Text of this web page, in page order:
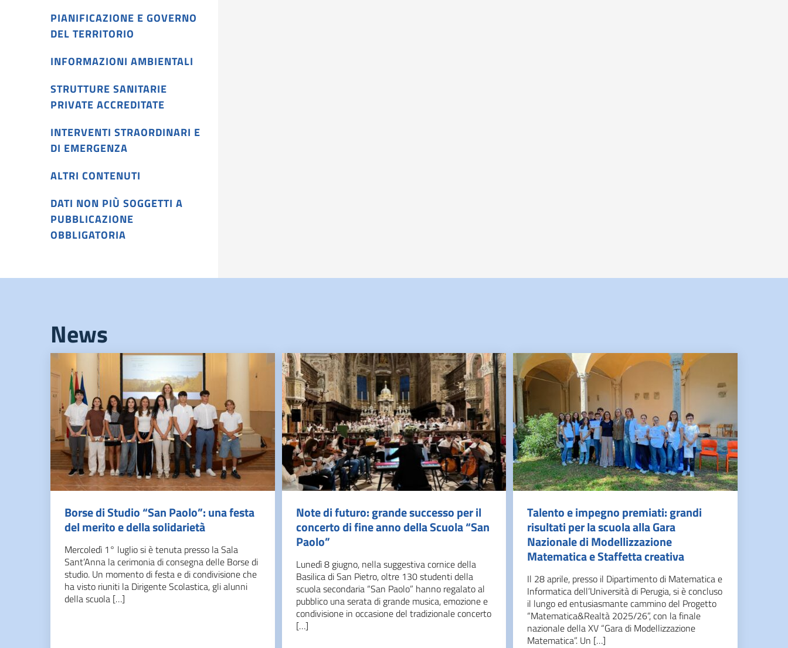
PIANIFICAZIONE E GOVERNO
DEL TERRITORIO
INFORMAZIONI AMBIENTALI
STRUTTURE SANITARIE
PRIVATE ACCREDITATE
INTERVENTI STRAORDINARI E
DI EMERGENZA
ALTRI CONTENUTI
DATI NON PIÙ SOGGETTI A
PUBBLICAZIONE
OBBLIGATORIA
News
Borse di Studio “San Paolo”: una festa
del merito e della solidarietà
Mercoledì 1° luglio si è tenuta presso la Sala
Sant’Anna la cerimonia di consegna delle Borse di
studio. Un momento di festa e di condivisione che
ha visto riuniti la Dirigente Scolastica, gli alunni
della scuola […]
Note di futuro: grande successo per il
concerto di fine anno della Scuola “San
Paolo”
Lunedì 8 giugno, nella suggestiva cornice della
Basilica di San Pietro, oltre 130 studenti della
scuola secondaria “San Paolo” hanno regalato al
pubblico una serata di grande musica, emozione e
condivisione in occasione del tradizionale concerto
[…]
Talento e impegno premiati: grandi
risultati per la scuola alla Gara
Nazionale di Modellizzazione
Matematica e Staffetta creativa
Il 28 aprile, presso il Dipartimento di Matematica e
Informatica dell’Università di Perugia, si è concluso
il lungo ed entusiasmante cammino del Progetto
“Matematica&Realtà 2025/26”, con la finale
nazionale della XV “Gara di Modellizzazione
Matematica”. Un […]